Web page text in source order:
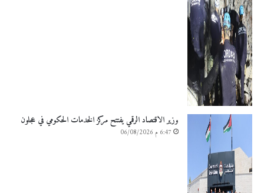
وزير الاقتصاد الرقمي يفتتح مركز الخدمات الحكومي في عجلون
6:47 م 06/08/2026